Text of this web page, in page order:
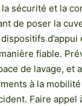
sécurité et la
de poser la
fiable.
de lavage, et
à la
Faire appel